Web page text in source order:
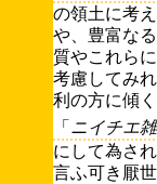
の領土に考
や、豊富な
質やこれら
考慮してみ
利の方に傾
「 ニイチエ
にして為さ
言ふ可き厭